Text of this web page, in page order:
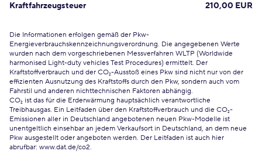
Kraftfahrzeugsteuer 210,00 EUR
Die Informationen erfolgen gemäß der Pkw-
Energieverbrauchskennzeichnungsverordnung. Die angegebenen Werte
wurden nach dem vorgeschriebenen Messverfahren WLTP (Worldwide
harmonised Light-duty vehicles Test Procedures) ermittelt. Der
Kraftstoffverbrauch und der CO₂-Ausstoß eines Pkw sind nicht nur von der
effizienten Ausnutzung des Kraftstoffs durch den Pkw, sondern auch vom
Fahrstil und anderen nichttechnischen Faktoren abhängig.
CO₂ ist das für die Erderwärmung hauptsächlich verantwortliche
Treibhausgas. Ein Leitfaden über den Kraftstoffverbrauch und die CO₂-
Emissionen aller in Deutschland angebotenen neuen Pkw-Modelle ist
unentgeltlich einsehbar an jedem Verkaufsort in Deutschland, an dem neue
Pkw ausgestellt oder angeboten werden. Der Leitfaden ist auch hier
abrufbar: www.dat.de/co2.